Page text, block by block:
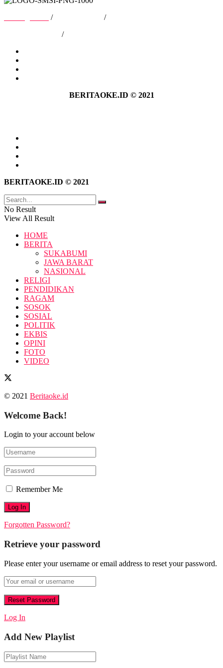
/
/
/
BERITAOKE.ID © 2021
BERITAOKE.ID © 2021
No Result
View All Result
HOME
BERITA
SUKABUMI
JAWA BARAT
NASIONAL
RELIGI
PENDIDIKAN
RAGAM
SOSOK
SOSIAL
POLITIK
EKBIS
OPINI
FOTO
VIDEO
© 2021 Beritaoke.id
Welcome Back!
Login to your account below
Remember Me
Forgotten Password?
Retrieve your password
Please enter your username or email address to reset your password.
Log In
Add New Playlist